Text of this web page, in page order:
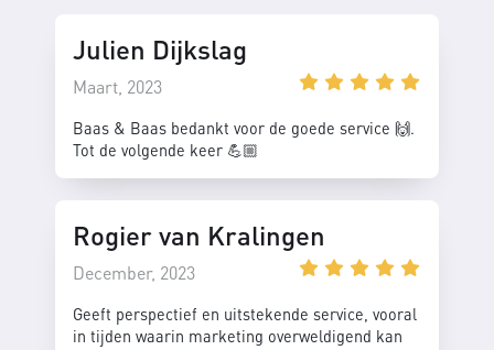
Julien Dijkslag
Maart, 2023
Baas & Baas bedankt voor de goede service 🙌.
Tot de volgende keer 💪🏼
Rogier van Kralingen
December, 2023
Geeft perspectief en uitstekende service, vooral
in tijden waarin marketing overweldigend kan